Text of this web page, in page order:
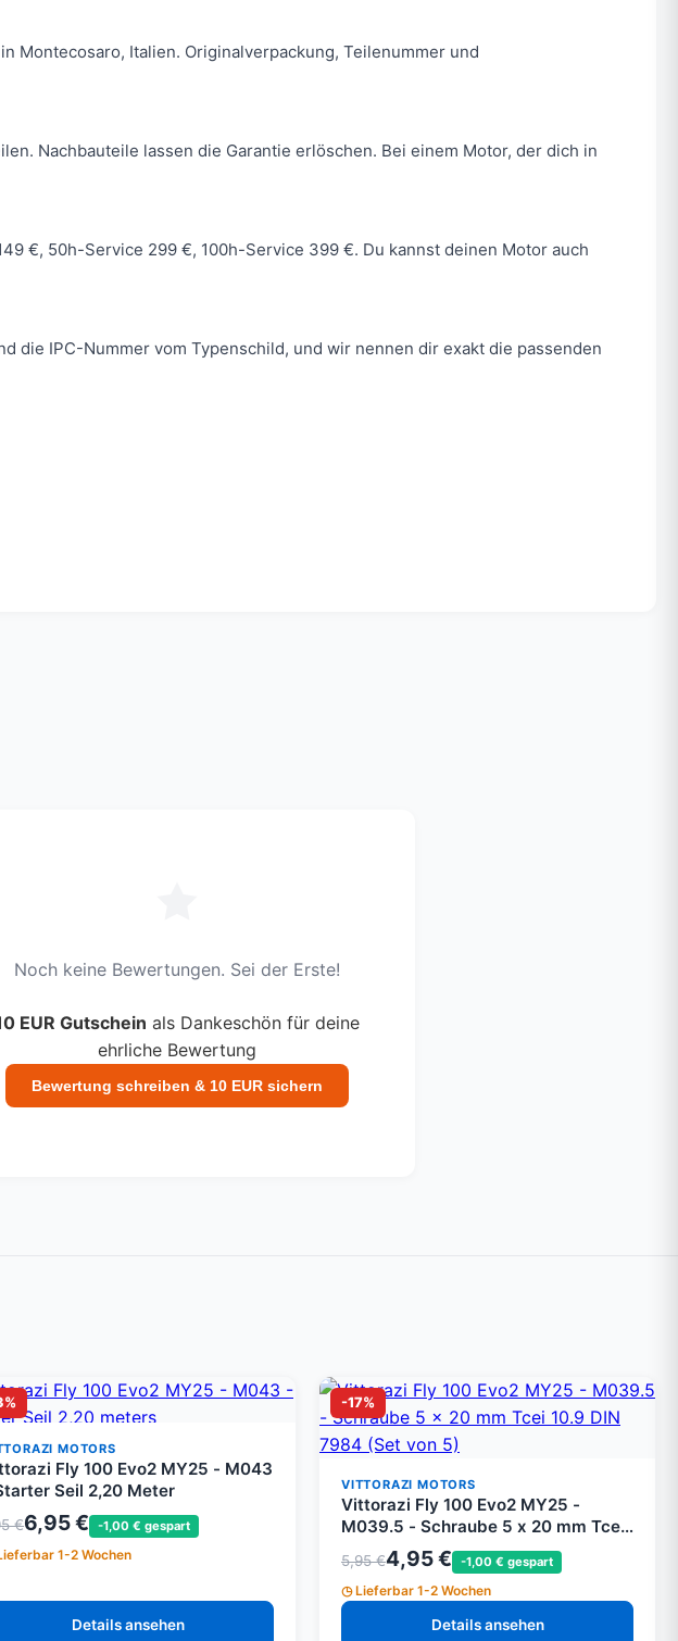
Montecosaro, Italien. Originalverpackung, Teilenummer und
Nachbauteile lassen die Garantie erlöschen. Bei einem Motor, der dich in
€, 50h-Service 299 €, 100h-Service 399 €. Du kannst deinen Motor auch
IPC-Nummer vom Typenschild, und wir nennen dir exakt die passenden
Noch keine Bewertungen. Sei der Erste!
EUR Gutschein als Dankeschön für deine
ehrliche Bewertung
Bewertung schreiben & 10 EUR sichern
MOTORS
Fly 100 Evo2 MY25 - M043
Seil 2,20 Meter
€6,95 € -1,00 € gespart
1-2 Wochen
Details ansehen
-17%
VITTORAZI MOTORS
Vittorazi Fly 100 Evo2 MY25 -
M039.5 - Schraube 5 x 20 mm Tcei
10.9 DIN 7984 (Set von 5)
5,95 €4,95 € -1,00 € gespart
Lieferbar 1-2 Wochen
Details ansehen